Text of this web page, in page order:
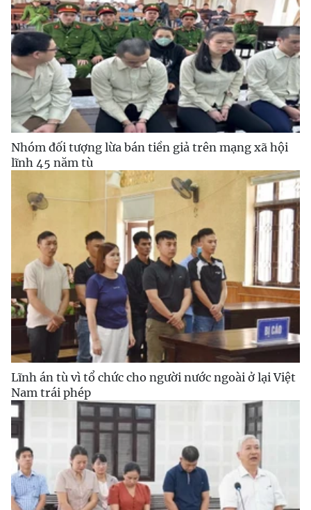
Nhóm đối tượng lừa bán tiền giả trên mạng xã hội
lĩnh 45 năm tù
Lĩnh án tù vì tổ chức cho người nước ngoài ở lại Việt
Nam trái phép